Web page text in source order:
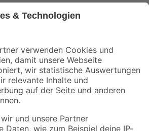
Angebote und Aktionen mehr verpassen!